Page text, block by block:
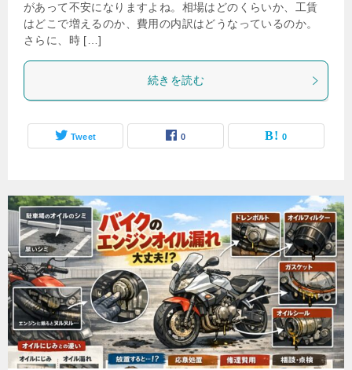
があって不安になりますよね。相場はどのくらいか、工賃
はどこで増えるのか、費用の内訳はどうなっているのか。
さらに、時 […]
続きを読む
Tweet 0 0